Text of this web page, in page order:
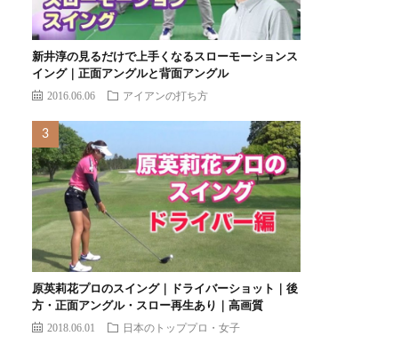
新井淳の見るだけで上手くなるスローモーションス
イング｜正面アングルと背面アングル
2016.06.06 アイアンの打ち方
原英莉花プロのスイング｜ドライバーショット｜後
方・正面アングル・スロー再生あり｜高画質
2018.06.01 日本のトッププロ・女子